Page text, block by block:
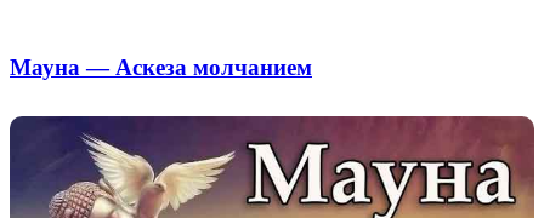
Мауна — Аскеза молчанием